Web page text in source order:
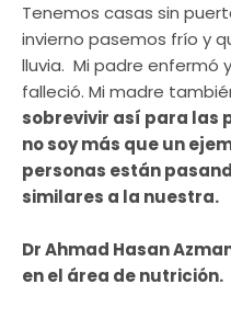
Tenemos casas sin
invierno pasemos frío y
lluvia. Mi padre enfermó
falleció. Mi madre
sobrevivir así para las
no soy más que un
personas están
similares a la nuestra.
Dr Ahmad Hasan
en el área de nutrición.